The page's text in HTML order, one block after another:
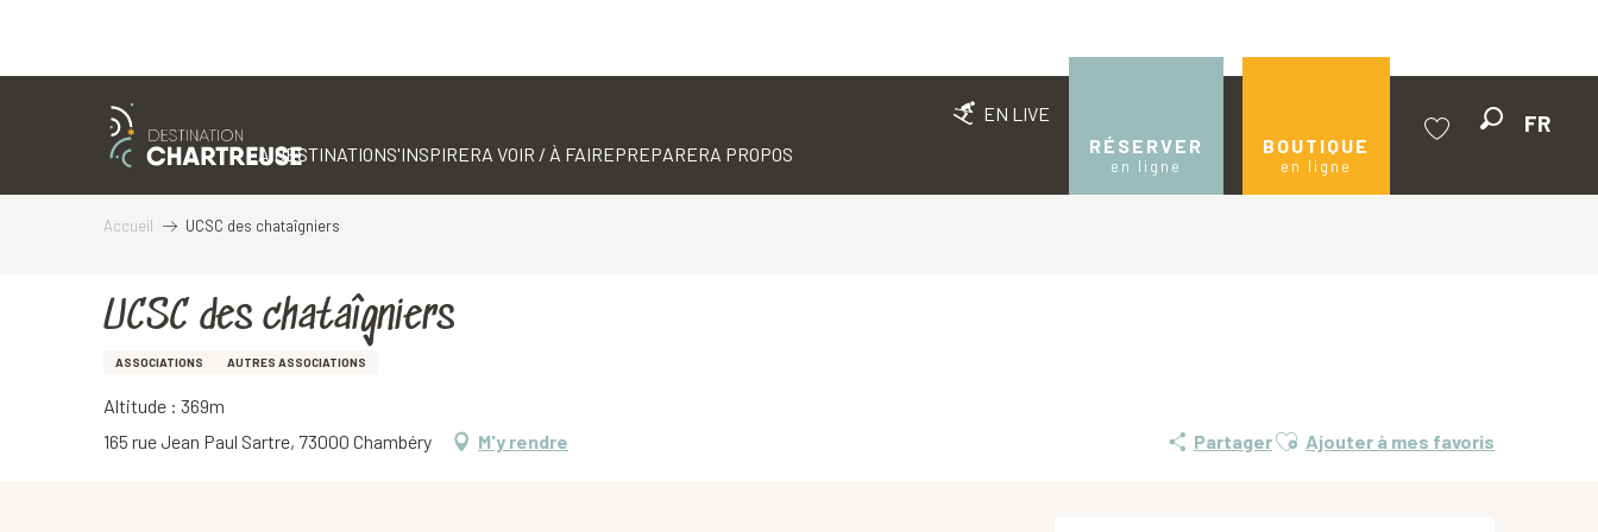
EN LIVE
RÉSERVER
en ligne
BOUTIQUE
en ligne
FR
LA DESTINATIONS'INSPIRERA VOIR / À FAIREPREPARERA PROPOS
Accueil UCSC des chataîgniers
UCSC des chataîgniers
ASSOCIATIONS AUTRES ASSOCIATIONS
Altitude : 369m
165 rue Jean Paul Sartre, 73000 Chambéry
M'y rendre PartagerAjouter aux favoris
Ajouter à mes favoris